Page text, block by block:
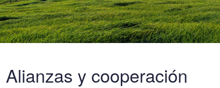
Alianzas y cooperación